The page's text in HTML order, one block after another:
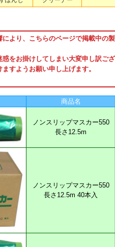
により、こちらのページで掲載中の
をお掛けしてしまい大変申し訳ござ
すようお願い申し上げます。
商品名
ノンスリップマスカー550
長さ12.5m
ノンスリップマスカー550
長さ12.5m 40本入